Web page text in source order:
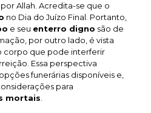
Allah. Acredita-se que o
no Dia do Juízo Final. Portanto,
e seu enterro digno são de
por outro lado, é vista
corpo que pode interferir
Essa perspectiva
funerárias disponíveis e,
para
mortais